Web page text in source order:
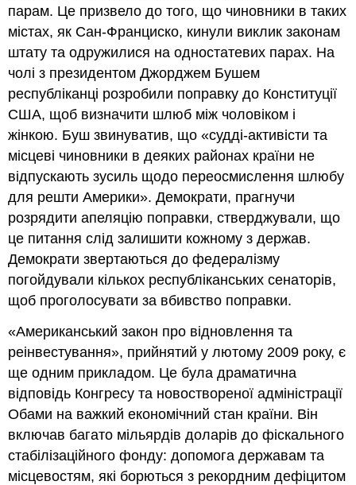
парам. Це призвело до того, що чиновники в таких
містах, як Сан-Франциско, кинули виклик законам
штату та одружилися на одностатевих парах. На
чолі з президентом Джорджем Бушем
республіканці розробили поправку до Конституції
США, щоб визначити шлюб між чоловіком і
жінкою. Буш звинуватив, що «судді-активісти та
місцеві чиновники в деяких районах країни не
відпускають зусиль щодо переосмислення шлюбу
для решти Америки». Демократи, прагнучи
розрядити апеляцію поправки, стверджували, що
це питання слід залишити кожному з держав.
Демократи звертаються до федералізму
погойдували кількох республіканських сенаторів,
щоб проголосувати за вбивство поправки.
«Американський закон про відновлення та
реінвестування», прийнятий у лютому 2009 року, є
ще одним прикладом. Це була драматична
відповідь Конгресу та новоствореної адміністрації
Обами на важкий економічний стан країни. Він
включав багато мільярдів доларів до фіскального
стабілізаційного фонду: допомога державам та
місцевостям, які борються з рекордним дефіцитом